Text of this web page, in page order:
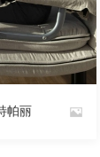
阅读 0 回复
帕丽